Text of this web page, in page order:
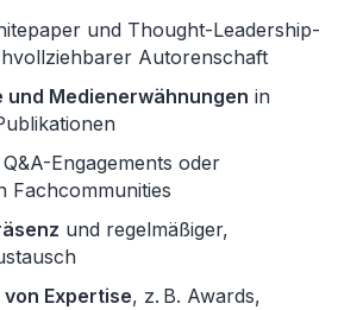
und Thought-Leadership-
Autorenschaft
und Medienerwähnungen in
Q&A-Engagements oder
Fachcommunities
und regelmäßiger,
Expertise, z. B. Awards,